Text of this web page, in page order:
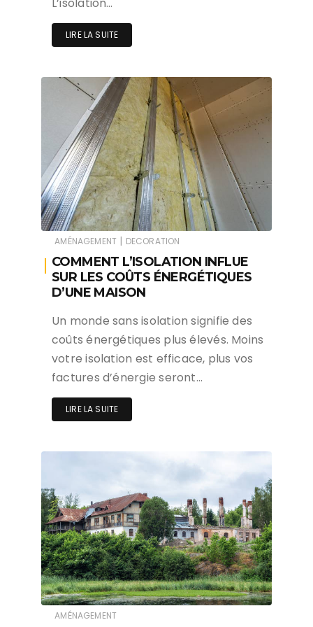
LIRE LA SUITE
AMÉNAGEMENT | DECORATION
COMMENT L’ISOLATION INFLUE
SUR LES COÛTS ÉNERGÉTIQUES
D’UNE MAISON
Un monde sans isolation signifie des
coûts énergétiques plus élevés. Moins
votre isolation est efficace, plus vos
factures d’énergie seront…
LIRE LA SUITE
AMÉNAGEMENT